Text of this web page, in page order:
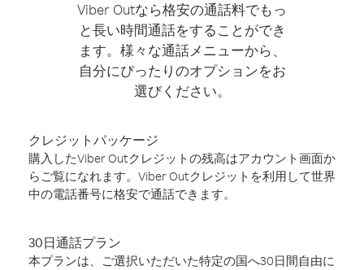
Viber Outなら格安の通話料でもっ
と長い時間通話をすることができ
ます。様々な通話メニューから、
自分にぴったりのオプションをお
選びください。
クレジットパッケージ
購入したViber Outクレジットの残高はアカウント画面か
らご覧になれます。Viber Outクレジットを利用して世界
中の電話番号に格安で通話できます。
30日通話プラン
本プランは、ご選択いただいた特定の国へ30日間自由に